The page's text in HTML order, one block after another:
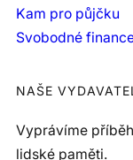
Kam pro půjčku
Svobodné
NAŠE
Vyprávíme
lidské paměti.